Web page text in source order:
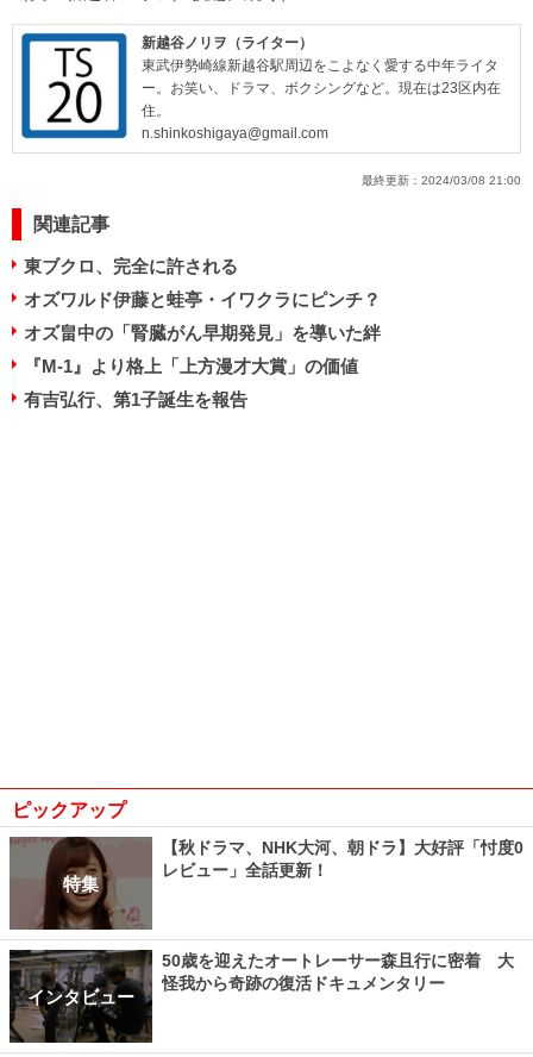
新越谷ノリヲ（ライター）
東武伊勢崎線新越谷駅周辺をこよなく愛する中年ライタ
ー。お笑い、ドラマ、ボクシングなど。現在は23区内在
住。
n.shinkoshigaya@gmail.com
最終更新： 2024/03/08 21:00
関連記事
東ブクロ、完全に許される
オズワルド伊藤と蛙亭・イワクラにピンチ？
オズ畠中の「腎臓がん早期発見」を導いた絆
『M-1』より格上「上方漫才大賞」の価値
有吉弘行、第1子誕生を報告
ピックアップ
特集
【秋ドラマ、NHK大河、朝ドラ】大好評「忖度0
レビュー」全話更新！
インタビュー
50歳を迎えたオートレーサー森且行に密着 大
怪我から奇跡の復活ドキュメンタリー